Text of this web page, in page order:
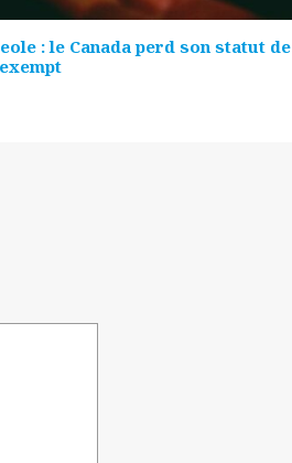
: le Canada perd son statut de